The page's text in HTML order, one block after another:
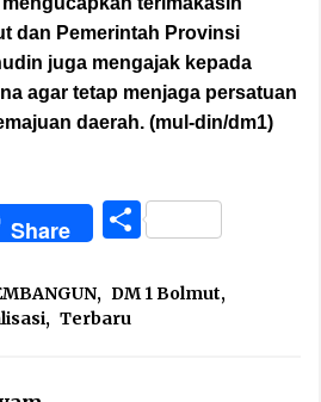
dan Pemerintah Provinsi
juga mengajak kepada
agar tetap menjaga persatuan
daerah. (mul-din/dm1)
Share Share
, DM 1 Bolmut,
, Terbaru